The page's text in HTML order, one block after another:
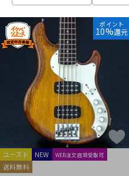
ポイント
10%還元
ユーズド NEW WEB注文店頭受取可
送料無料